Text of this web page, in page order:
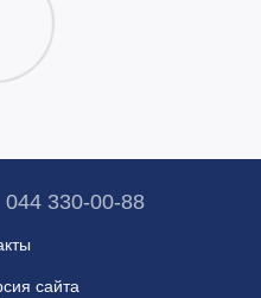
044 330-00-88
сайта